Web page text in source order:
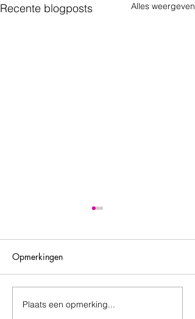
Recente blogposts Alles weergeven
Voel je dat er iets uit
Opmerkingen
Plaats een opmerking...